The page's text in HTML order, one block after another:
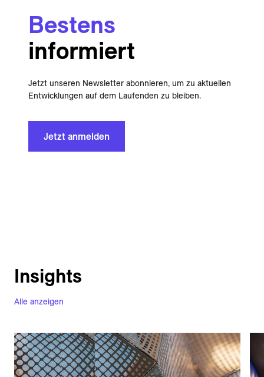
Bestens
informiert
Jetzt unseren Newsletter abonnieren, um zu aktuellen
Entwicklungen auf dem Laufenden zu bleiben.
Jetzt anmelden
Alle anzeigen
Insights